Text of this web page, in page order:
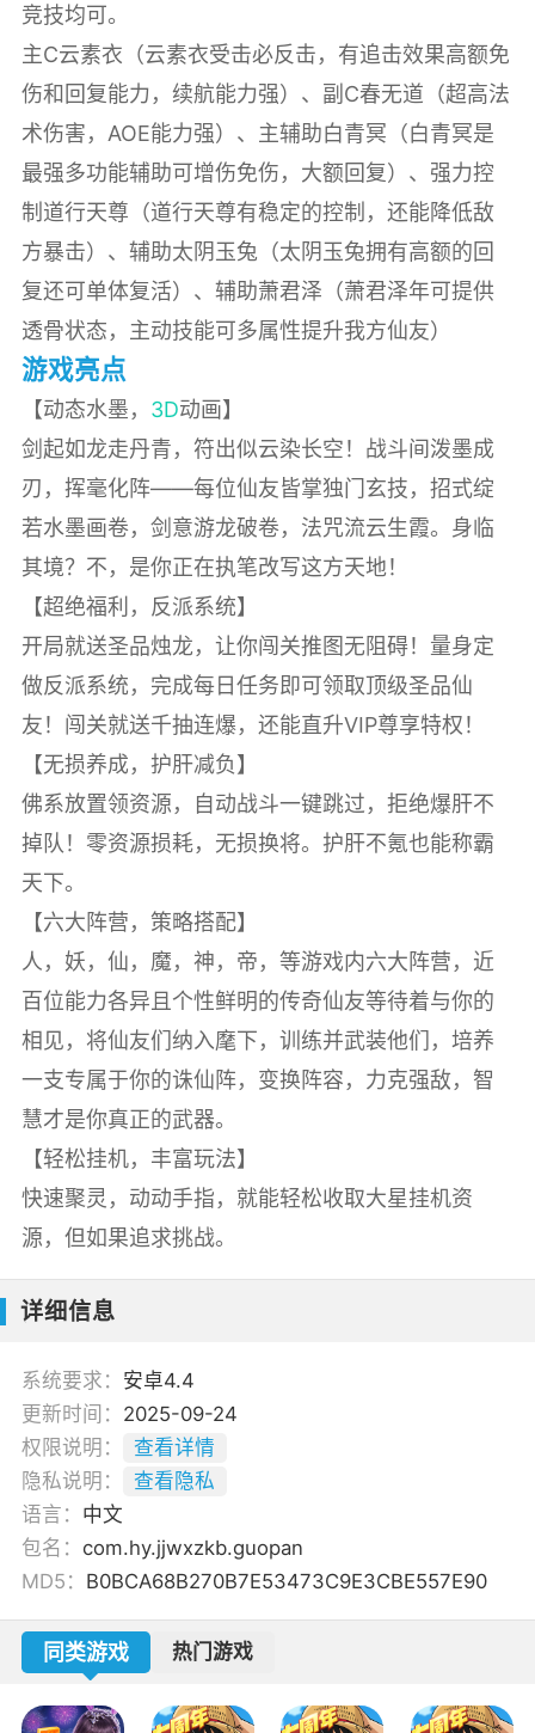
竞技均可。
主C云素衣（云素衣受击必反击，有追击效果高额免
伤和回复能力，续航能力强）、副C春无道（超高法
术伤害，AOE能力强）、主辅助白青冥（白青冥是
最强多功能辅助可增伤免伤，大额回复）、强力控
制道行天尊（道行天尊有稳定的控制，还能降低敌
方暴击）、辅助太阴玉兔（太阴玉兔拥有高额的回
复还可单体复活）、辅助萧君泽（萧君泽年可提供
透骨状态，主动技能可多属性提升我方仙友）
游戏亮点
【动态水墨， 3D动画】
剑起如龙走丹青，符出似云染长空！战斗间泼墨成
刃，挥毫化阵——每位仙友皆掌独门玄技，招式绽
若水墨画卷，剑意游龙破卷，法咒流云生霞。身临
其境？不，是你正在执笔改写这方天地！
【超绝福利，反派系统】
开局就送圣品烛龙，让你闯关推图无阻碍！量身定
做反派系统，完成每日任务即可领取顶级圣品仙
友！闯关就送千抽连爆，还能直升VIP尊享特权！
【无损养成，护肝减负】
佛系放置领资源，自动战斗一键跳过，拒绝爆肝不
掉队！零资源损耗，无损换将。护肝不氪也能称霸
天下。
【六大阵营，策略搭配】
人，妖，仙，魔，神，帝，等游戏内六大阵营，近
百位能力各异且个性鲜明的传奇仙友等待着与你的
相见，将仙友们纳入麾下，训练并武装他们，培养
一支专属于你的诛仙阵，变换阵容，力克强敌，智
慧才是你真正的武器。
【轻松挂机，丰富玩法】
快速聚灵，动动手指，就能轻松收取大星挂机资
源，但如果追求挑战。
详细信息
系统要求： 安卓4.4
更新时间： 2025-09-24
权限说明：
查看详情
隐私说明：
查看隐私
语言： 中文
包名： com.hy.jjwxzkb.guopan
MD5： B0BCA68B270B7E53473C9E3CBE557E90
同类游戏 热门游戏